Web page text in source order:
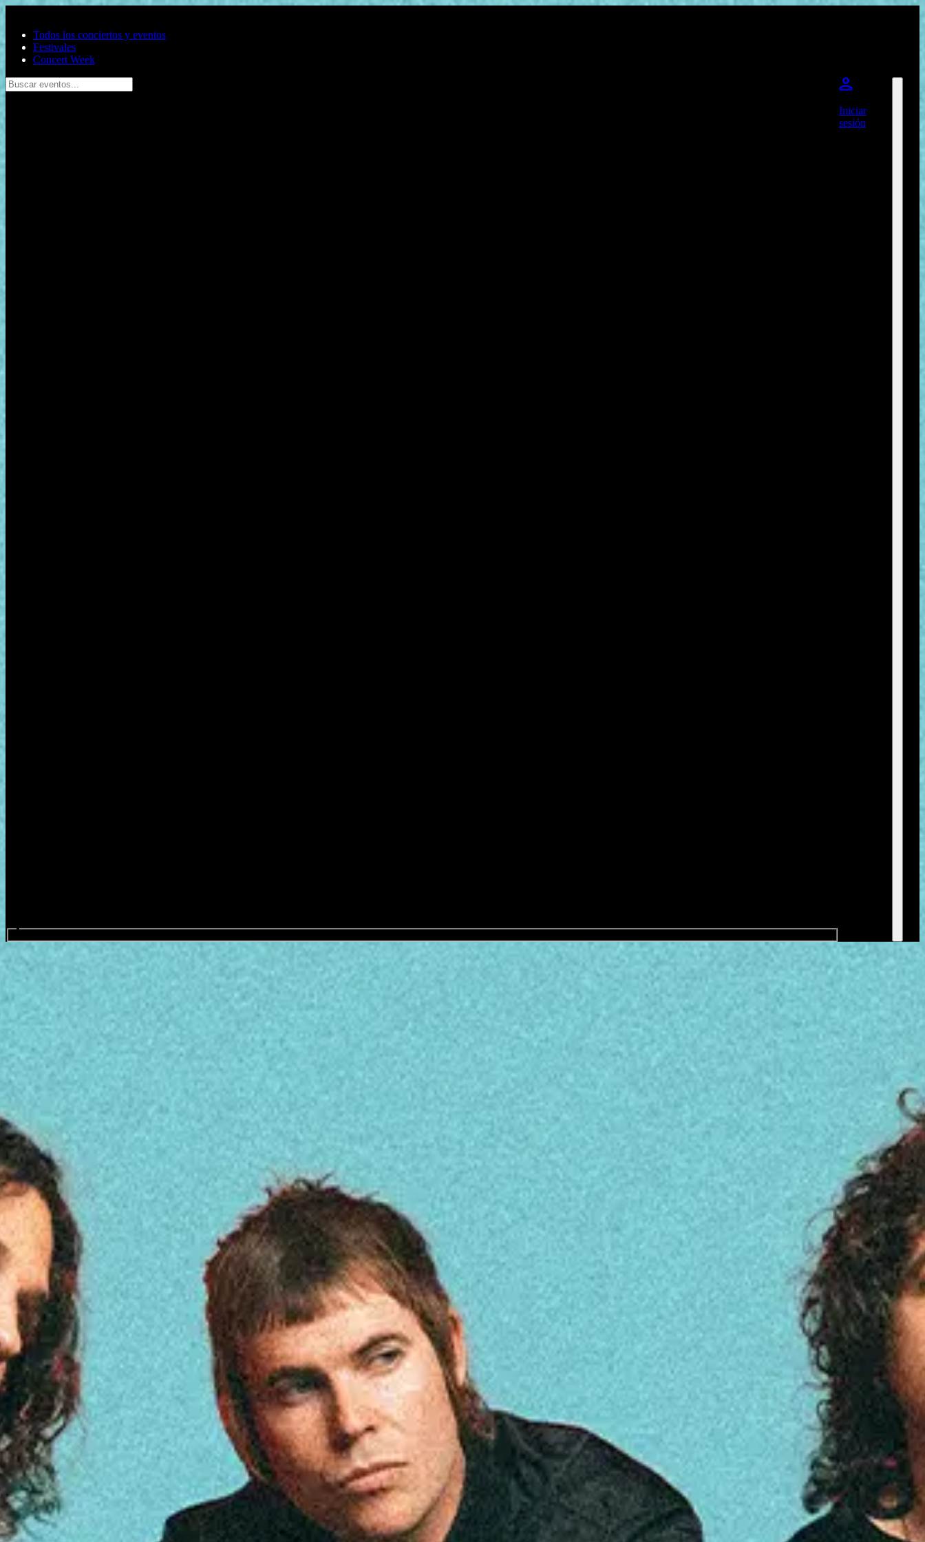
Todos los conciertos y eventos
Festivales
Concert Week
Buscar eventos...
Iniciar
sesión
Sticky Fingers
Eventos
Filtros:
Lugar
ago.10
Lima CCB
Sticky Fingers
Días de la semana. Tiempo del show
Encontrar entradas
ago. 11 2026
Rio de Janeiro Qualistage
Sticky Fingers: Live in Latin America 2026
Días de la semana. Tiempo del show
Horario de cierre de puertas
Estado de entrada cancelada
ago.132026
Sao Paulo
Sticky Fingers: Live in Latin America 2026
Días de la semana. Tiempo del show Horario de cierre de puertas
Encontrar entradas